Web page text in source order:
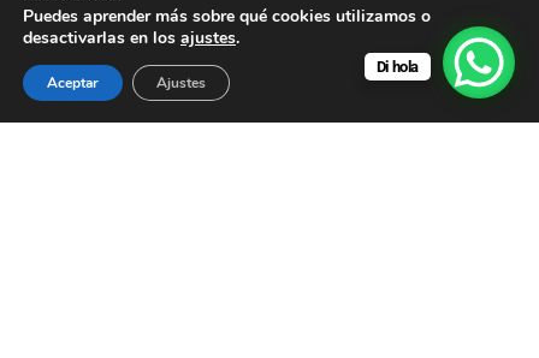
© 2026 MaksyBoats - Todos los derechos reservados.
MaksyBoats es miembro deAPANIB.
Di hola
Puedes aprender más sobre qué cookies utilizamos o
desactivarlas en los ajustes.
Aceptar Ajustes